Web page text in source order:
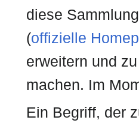
diese
(offizielle
erweitern und
machen. Im
Ein Begriff, der